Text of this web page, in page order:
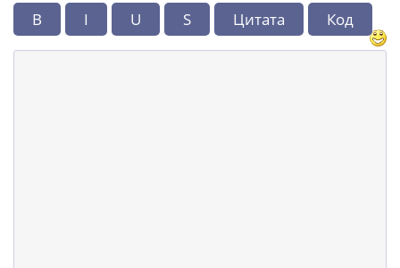
B I U S Цитата Код